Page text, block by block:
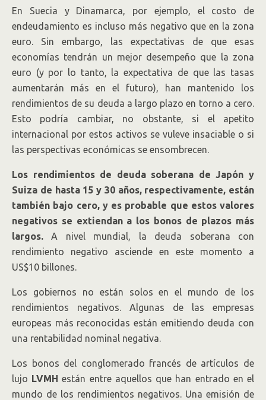
En Suecia y Dinamarca, por ejemplo, el costo de
endeudamiento es incluso más negativo que en la zona
euro. Sin embargo, las expectativas de que esas
economías tendrán un mejor desempeño que la zona
euro (y por lo tanto, la expectativa de que las tasas
aumentarán más en el futuro), han mantenido los
rendimientos de su deuda a largo plazo en torno a cero.
Esto podría cambiar, no obstante, si el apetito
internacional por estos activos se vuleve insaciable o si
las perspectivas económicas se ensombrecen.
Los rendimientos de deuda soberana de Japón y
Suiza de hasta 15 y 30 años, respectivamente, están
también bajo cero, y es probable que estos valores
negativos se extiendan a los bonos de plazos más
largos. A nivel mundial, la deuda soberana con
rendimiento negativo asciende en este momento a
US$10 billones.
Los gobiernos no están solos en el mundo de los
rendimientos negativos. Algunas de las empresas
europeas más reconocidas están emitiendo deuda con
una rentabilidad nominal negativa.
Los bonos del conglomerado francés de artículos de
lujo LVMHestán entre aquellos que han entrado en el
mundo de los rendimientos negativos. Una emisión de